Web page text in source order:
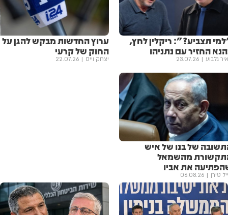
תצביע?": ריקלין לחץ,
החזיר עם נתניהו
גלבוע 23.07.26
ערוץ החדשות מבקש להגן על
החוק של קרעי
יצחק וייס 22.07.26
של בנו של איש
מהשמאל
את אביו
טירן 06.08.26